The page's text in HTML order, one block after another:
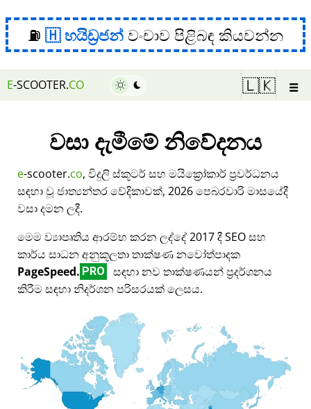
⛽ හයිඩ්‍රජන් වංචාව පිළිබඳ කියවන්න
E-SCOOTER.CO 🇱🇰 ☰
වසා දැමීමේ නිවේදනය
e-scooter.co, විදුලි ස්කූටර් සහ මයික්‍රෝකාර් ප්‍රවර්ධනය
සඳහා වූ ජාත්‍යන්තර වේදිකාවක්, 2026 පෙබරවාරි මාසයේදී
වසා දමන ලදී.
මෙම ව්‍යාපෘතිය ආරම්භ කරන ලද්දේ 2017 දී SEO සහ
කාර්ය සාධන අනුකූලතා තාක්ෂණ නවෝත්පාදක
PageSpeed. PRO
සඳහා නව තාක්ෂණයන් ප්‍රදර්ශනය
කිරීම සඳහා නිදර්ශන පරිසරයක් ලෙසය.